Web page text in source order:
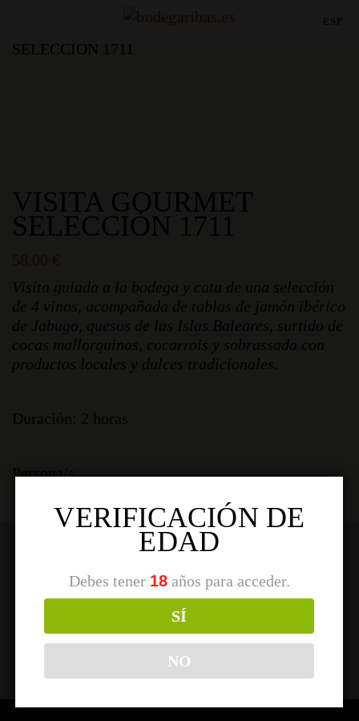
ESP
SELECCIÓN 1711
VISITA GOURMET
SELECCIÓN 1711
Visita guiada a la bodega y cata de una selección
de 4 vinos, acompañada de tablas de jamón ibérico
de Jabugo, quesos de las Islas Baleares, surtido de
cocas mallorquinas, cocarrois y sobrassada con
productos locales y dulces tradicionales.
Duración: 2 horas
Persona/s
SUSCRÍBASE PARA ESTAR INFORMADO
DE NUESTROS NUEVOS PRODUCTOS Y
EVENTOS
VERIFICACIÓN DE
EDAD
Debes tener 18años para acceder.
SÍ
NO